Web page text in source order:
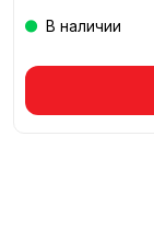
В наличии